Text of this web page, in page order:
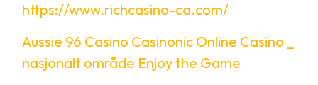
https://www.richcasino-ca.com/
Aussie 96 Casino Casinonic Online Casino _
nasjonalt område Enjoy the Game